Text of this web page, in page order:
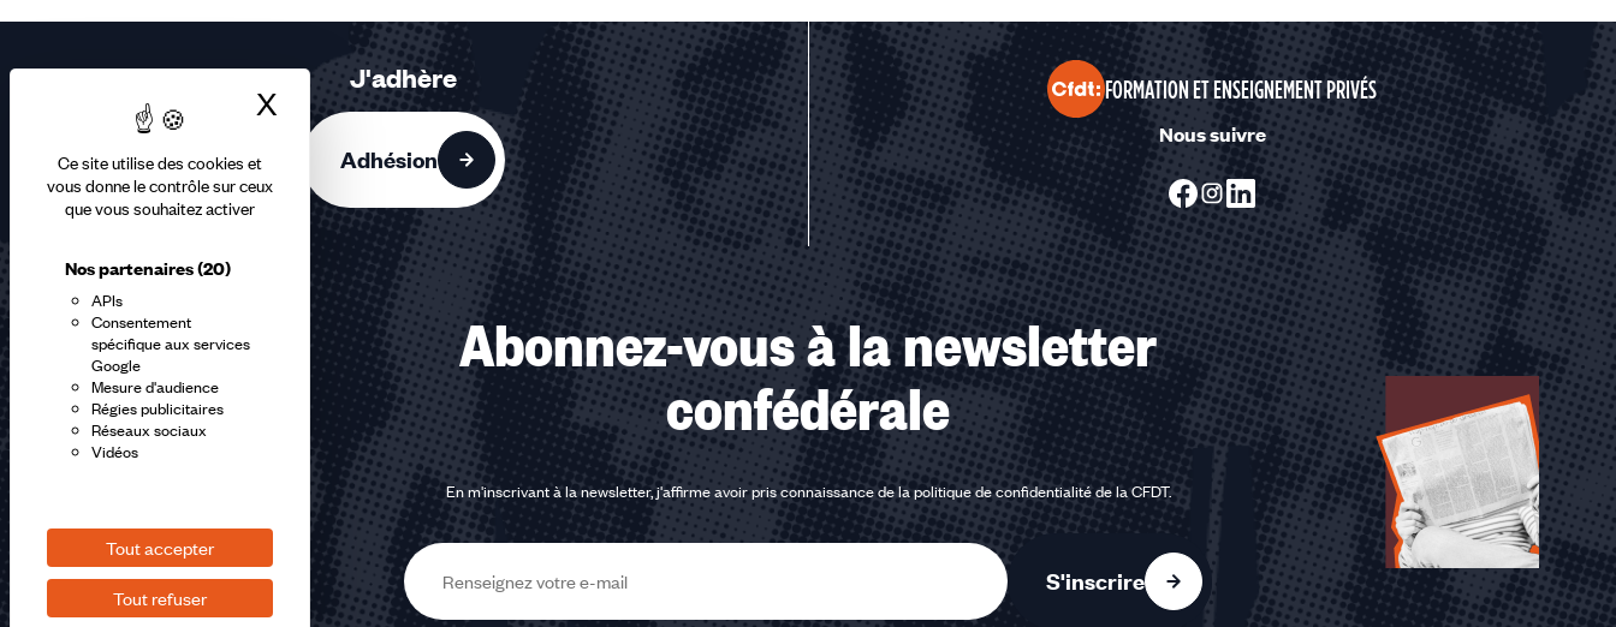
Ce site utilise des cookies et
vous donne le contrôle sur ceux
que vous souhaitez activer
Nos partenaires(20)
APIs
Consentement
spécifique aux services
Google
Mesure d'audience
Régies publicitaires
Réseaux sociaux
Vidéos
Tout accepter
Tout refuser
X Masquer le bandeau des cookies
sur
accessibles
J'adhère
Adhésion
FORMATION ET ENSEIGNEMENT PRIVÉS
Nous suivre
Abonnez-vous à la newsletter
confédérale
En m'inscrivant à la newsletter, j'affirme avoir pris connaissance de lapolitique de confidentialité de la CFDT.
E-
S'inscrire